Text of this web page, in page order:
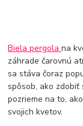
Biela pergolana
záhrade čarovnú
sa stáva čoraz
spôsob, ako
pozrieme na to,
svojich kvetov.